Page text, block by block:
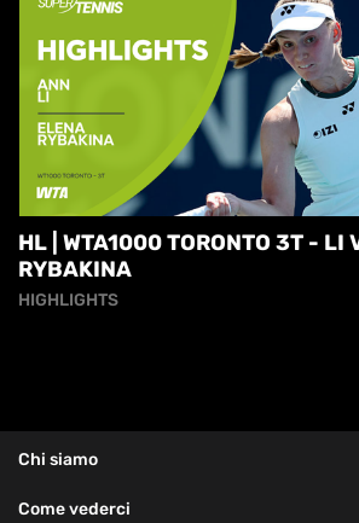
HL | WTA1000 TORONTO 3T - LI
RYBAKINA
HIGHLIGHTS
Chi siamo
Come vederci